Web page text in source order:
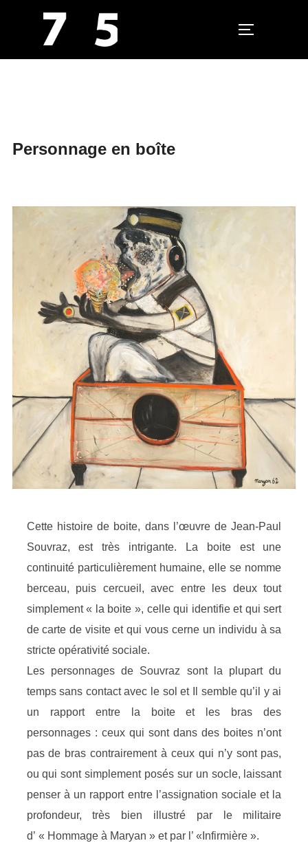
Personnage en boîte
Cette histoire de boite, dans l’œuvre de Jean-Paul
Souvraz, est très intrigante. La boite est une
continuité particulièrement humaine, elle se nomme
berceau, puis cercueil, avec entre les deux tout
simplement « la boite », celle qui identifie et qui sert
de carte de visite et qui vous cerne un individu à sa
stricte opérativité sociale.
Les personnages de Souvraz sont la plupart du
temps sans contact avec le sol et Il semble qu’il y ai
un rapport entre la boite et les bras des
personnages : ceux qui sont dans des boites n’ont
pas de bras contrairement à ceux qui n’y sont pas,
ou qui sont simplement posés sur un socle, laissant
penser à un rapport entre l’assignation sociale et la
profondeur, très bien illustré par le militaire
d’ « Hommage à Maryan » et par l’ «Infirmière ».